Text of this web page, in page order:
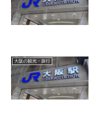
大阪の観光・旅行